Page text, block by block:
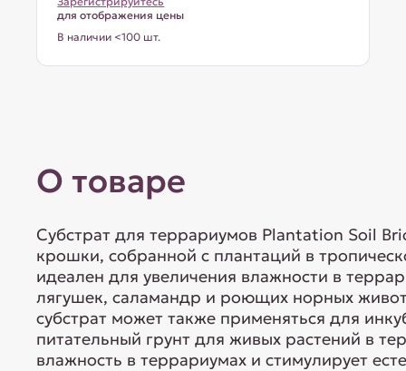
для отображения цены
В наличии <100 шт.
О товаре
Субстрат для террариумов Plantation Soil
крошки, собранной с плантаций в
идеален для увеличения влажности в
лягушек, саламандр и роющих норных
субстрат может также применяться для
питательный грунт для живых растений в
влажность в террариумах и стимулирует